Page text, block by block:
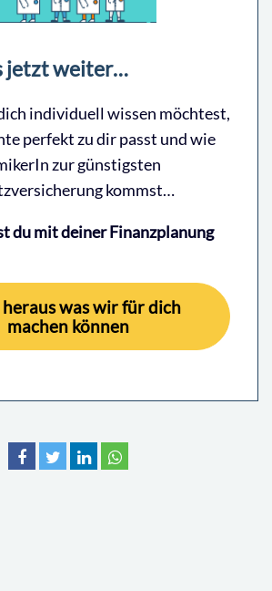
jetzt weiter…
individuell wissen möchtest,
perfekt zu dir passt und wie
zur günstigsten
kommst…
du mit deiner Finanzplanung
was wir für dich
machen können